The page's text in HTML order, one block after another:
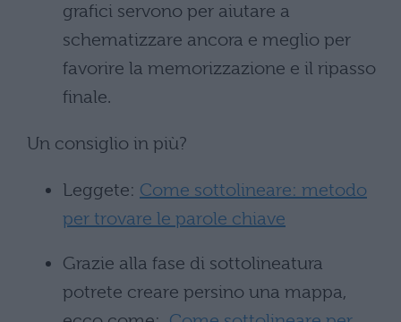
grafici servono per aiutare a
schematizzare ancora e meglio per
favorire la memorizzazione e il ripasso
finale.
Un consiglio in più?
Leggete: Come sottolineare: metodo
per trovare le parole chiave
Grazie alla fase di sottolineatura
potrete creare persino una mappa,